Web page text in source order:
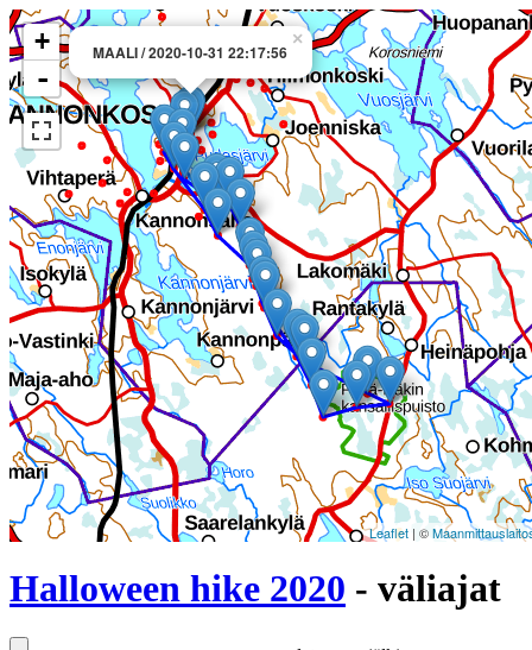
×
MAALI / 2020-10-31 22:17:56
+
-
Leaflet | ©
Halloween hike 2020 - väliajat